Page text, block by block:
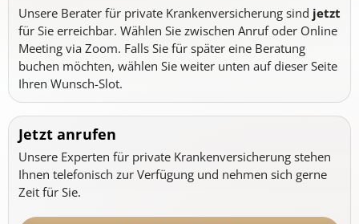
Unsere Berater für private Krankenversicherung sind jetzt
für Sie erreichbar. Wählen Sie zwischen Anruf oder Online
Meeting via Zoom. Falls Sie für später eine Beratung
buchen möchten, wählen Sie weiter unten auf dieser Seite
Ihren Wunsch-Slot.
Jetzt anrufen
Unsere Experten für private Krankenversicherung stehen
Ihnen telefonisch zur Verfügung und nehmen sich gerne
Zeit für Sie.